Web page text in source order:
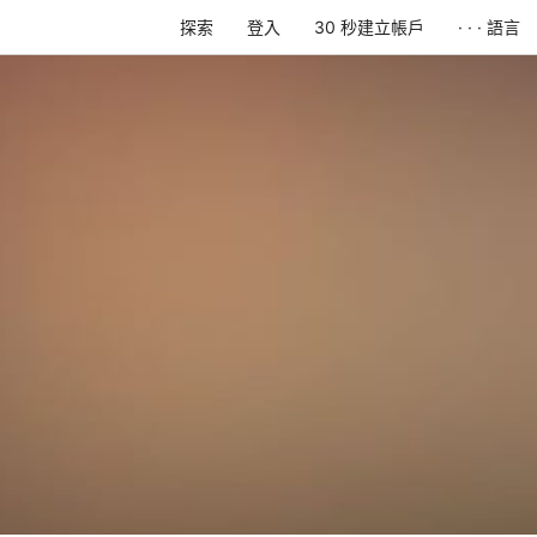
探索 登入 30 秒建立帳戶 · · · 語言